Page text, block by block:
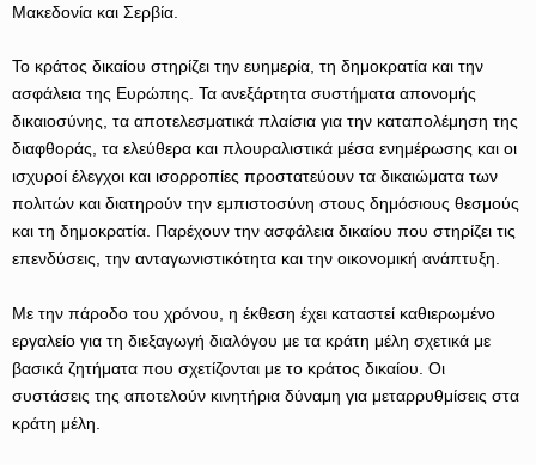
Μακεδονία και Σερβία.
Το κράτος δικαίου στηρίζει την ευημερία, τη δημοκρατία και την
ασφάλεια της Ευρώπης. Τα ανεξάρτητα συστήματα απονομής
δικαιοσύνης, τα αποτελεσματικά πλαίσια για την καταπολέμηση της
διαφθοράς, τα ελεύθερα και πλουραλιστικά μέσα ενημέρωσης και οι
ισχυροί έλεγχοι και ισορροπίες προστατεύουν τα δικαιώματα των
πολιτών και διατηρούν την εμπιστοσύνη στους δημόσιους θεσμούς
και τη δημοκρατία. Παρέχουν την ασφάλεια δικαίου που στηρίζει τις
επενδύσεις, την ανταγωνιστικότητα και την οικονομική ανάπτυξη.
Με την πάροδο του χρόνου, η έκθεση έχει καταστεί καθιερωμένο
εργαλείο για τη διεξαγωγή διαλόγου με τα κράτη μέλη σχετικά με
βασικά ζητήματα που σχετίζονται με το κράτος δικαίου. Οι
συστάσεις της αποτελούν κινητήρια δύναμη για μεταρρυθμίσεις στα
κράτη μέλη.